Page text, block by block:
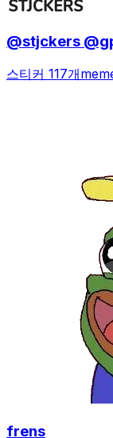
@stjckers
스티커 117개
frens